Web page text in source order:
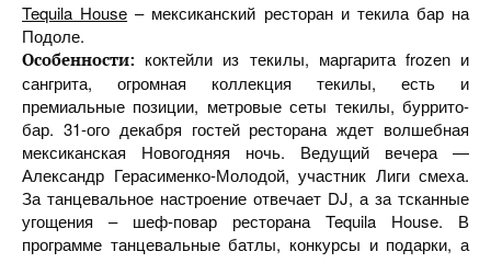
Tequila House – мексиканский ресторан и текила бар на
Подоле.
Особенности: коктейли из текилы, маргарита frozen и
сангрита, огромная коллекция текилы, есть и
премиальные позиции, метровые сеты текилы, буррито-
бар. 31-ого декабря гостей ресторана ждет волшебная
мексиканская Новогодняя ночь. Ведущий вечера —
Александр Герасименко-Молодой, участник Лиги смеха.
За танцевальное настроение отвечает DJ, а за тсканные
угощения – шеф-повар ресторана Tequila House. В
программе танцевальные батлы, конкурсы и подарки, а